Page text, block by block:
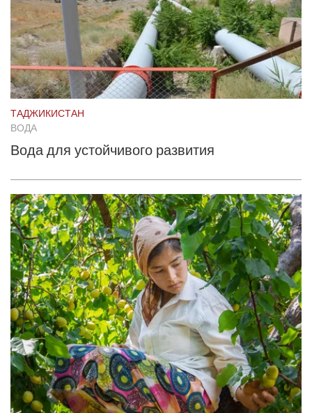
ТАДЖИКИСТАН
ВОДА
Вода для устойчивого развития